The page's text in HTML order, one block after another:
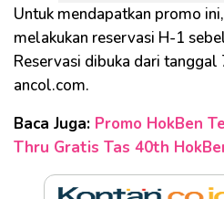
Untuk mendapatkan promo
melakukan reservasi H-1
Reservasi dibuka dari tanggal
ancol.com.
Baca Juga: Promo HokBen
Thru Gratis Tas 40th